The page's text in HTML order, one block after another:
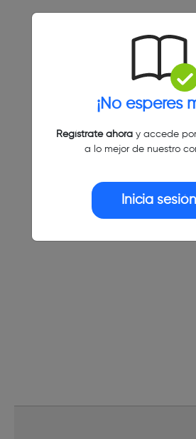
¡No esperes
Regístrate ahoray accede
a lo mejor de nuestro
Inicia sesión